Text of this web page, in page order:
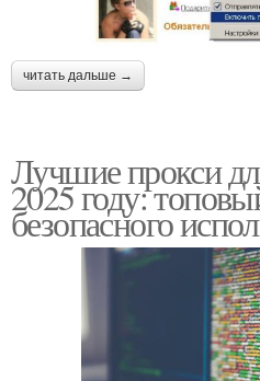
читать дальше →
Лучшие прокси
2025 году:
безопасного